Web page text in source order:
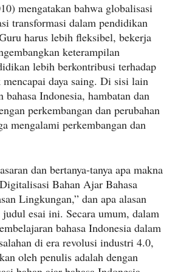
mengatakan bahwa globalisasi
transformasi dalam pendidikan
harus lebih fleksibel, bekerja
keterampilan
lebih berkontribusi terhadap
daya saing. Di sisi lain
bahasa Indonesia, hambatan dan
perkembangan dan perubahan
mengalami perkembangan dan
dan bertanya-tanya apa makna
Bahan Ajar Bahasa
Lingkungan,” dan apa alasan
esai ini. Secara umum, dalam
bahasa Indonesia dalam
di era revolusi industri 4.0,
oleh penulis adalah dengan